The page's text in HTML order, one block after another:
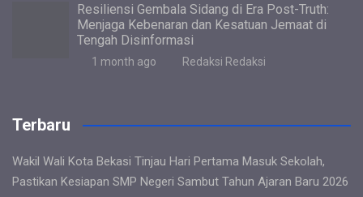
Resiliensi Gembala Sidang di Era Post-Truth:
Menjaga Kebenaran dan Kesatuan Jemaat di
Tengah Disinformasi
1 month ago Redaksi Redaksi
Terbaru
Wakil Wali Kota Bekasi Tinjau Hari Pertama Masuk Sekolah,
Pastikan Kesiapan SMP Negeri Sambut Tahun Ajaran Baru 2026